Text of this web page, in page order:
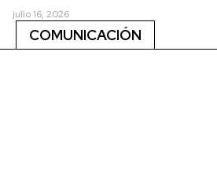
julio 16, 2026
COMUNICACIÓN